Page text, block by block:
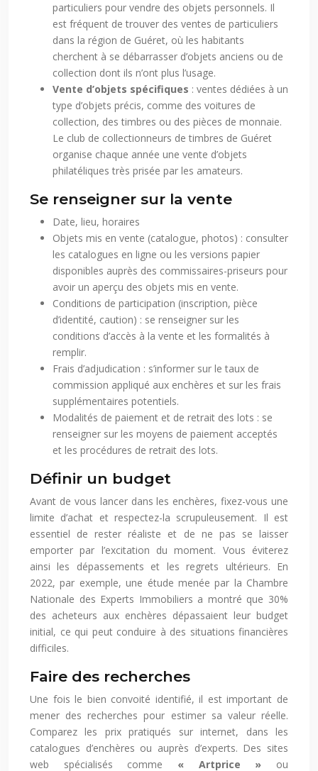
particuliers pour vendre des objets personnels. Il
est fréquent de trouver des ventes de particuliers
dans la région de Guéret, où les habitants
cherchent à se débarrasser d’objets anciens ou de
collection dont ils n’ont plus l’usage.
Vente d’objets spécifiques : ventes dédiées à un
type d’objets précis, comme des voitures de
collection, des timbres ou des pièces de monnaie.
Le club de collectionneurs de timbres de Guéret
organise chaque année une vente d’objets
philatéliques très prisée par les amateurs.
Se renseigner sur la vente
Date, lieu, horaires
Objets mis en vente (catalogue, photos) : consulter
les catalogues en ligne ou les versions papier
disponibles auprès des commissaires-priseurs pour
avoir un aperçu des objets mis en vente.
Conditions de participation (inscription, pièce
d’identité, caution) : se renseigner sur les
conditions d’accès à la vente et les formalités à
remplir.
Frais d’adjudication : s’informer sur le taux de
commission appliqué aux enchères et sur les frais
supplémentaires potentiels.
Modalités de paiement et de retrait des lots : se
renseigner sur les moyens de paiement acceptés
et les procédures de retrait des lots.
Définir un budget
Avant de vous lancer dans les enchères, fixez-vous une
limite d’achat et respectez-la scrupuleusement. Il est
essentiel de rester réaliste et de ne pas se laisser
emporter par l’excitation du moment. Vous éviterez
ainsi les dépassements et les regrets ultérieurs. En
2022, par exemple, une étude menée par la Chambre
Nationale des Experts Immobiliers a montré que 30%
des acheteurs aux enchères dépassaient leur budget
initial, ce qui peut conduire à des situations financières
difficiles.
Faire des recherches
Une fois le bien convoité identifié, il est important de
mener des recherches pour estimer sa valeur réelle.
Comparez les prix pratiqués sur internet, dans les
catalogues d’enchères ou auprès d’experts. Des sites
web spécialisés comme « Artprice » ou